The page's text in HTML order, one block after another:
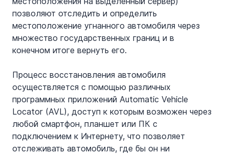
позволяют отследить и определить
местоположение угнанного автомобиля через
множество государственных границ и в
конечном итоге вернуть его.
Процесс восстановления автомобиля
осуществляется с помощью различных
программных приложений Automatic Vehicle
Locator (AVL), доступ к которым возможен через
любой смартфон, планшет или ПК с
подключением к Интернету, что позволяет
отслеживать автомобиль, где бы он ни